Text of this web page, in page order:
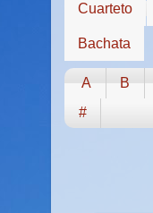
Cuarteto
Bachata
A B
#